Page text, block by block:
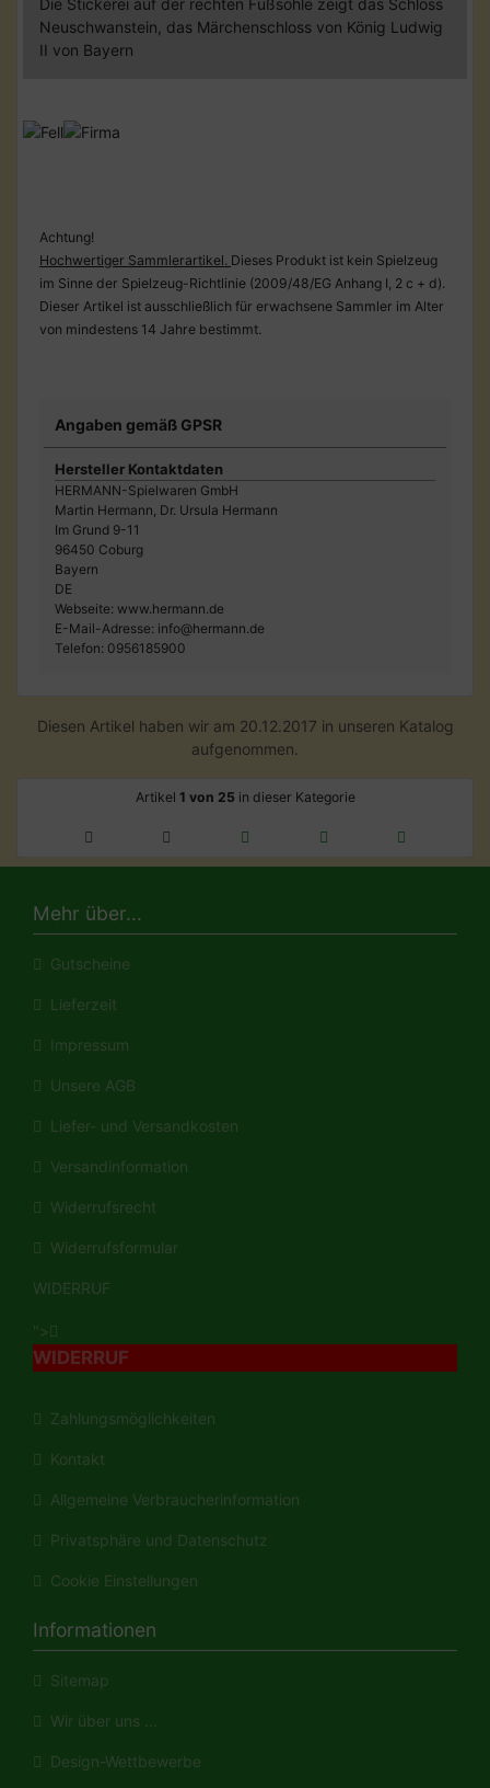
Neuschwanstein, das Märchenschloss von König Ludwig
II von Bayern
Achtung!
Hochwertiger Sammlerartikel. Dieses Produkt ist kein Spielzeug
im Sinne der Spielzeug-Richtlinie (2009/48/EG Anhang I, 2 c + d).
Dieser Artikel ist ausschließlich für erwachsene Sammler im Alter
von mindestens 14 Jahre bestimmt.
Angaben gemäß GPSR
Hersteller Kontaktdaten
HERMANN-Spielwaren GmbH
Martin Hermann, Dr. Ursula Hermann
Im Grund 9-11
96450 Coburg
Bayern
DE
Webseite: www.hermann.de
E-Mail-Adresse: info@hermann.de
Telefon: 0956185900
Diesen Artikel haben wir am 20.12.2017 in unseren Katalog
aufgenommen.
Artikel 1 von 25 in dieser Kategorie
Mehr über...
Gutscheine
Lieferzeit
Impressum
Unsere AGB
Liefer- und Versandkosten
Versandinformation
Widerrufsrecht
Widerrufsformular
WIDERRUF
">
WIDERRUF
Zahlungsmöglichkeiten
Kontakt
Allgemeine Verbraucherinformation
Privatsphäre und Datenschutz
Cookie Einstellungen
Informationen
Sitemap
Wir über uns ...
Design-Wettbewerbe